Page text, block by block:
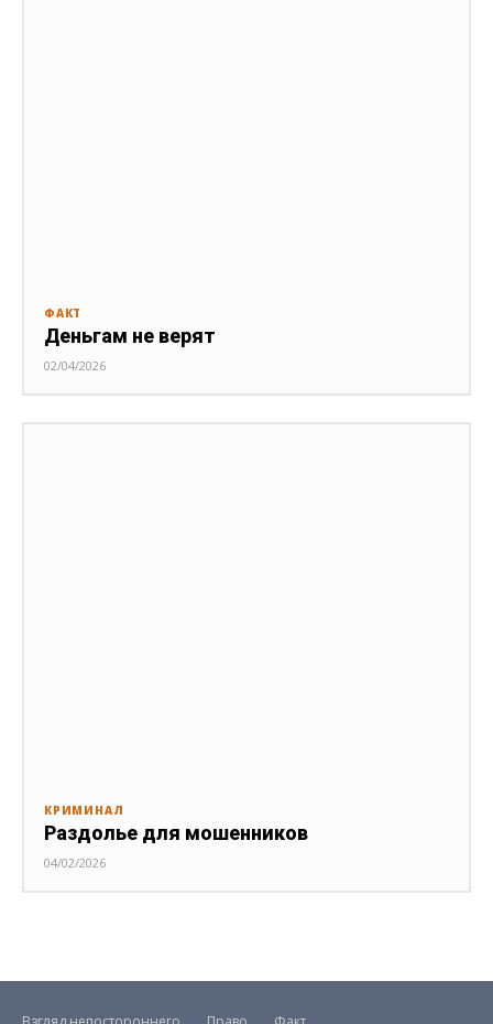
ФАКТ
Деньгам не верят
02/04/2026
КРИМИНАЛ
Раздолье для мошенников
04/02/2026